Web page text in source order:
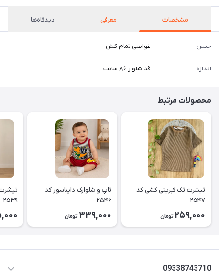
مشخصات معرفی دیدگاه‌ها
جنس غواصی تمام کش
اندازه قد شلوار ۸۶ سانت
محصولات مرتبط
تیشرت تک کبریتی کشی کد
۲۵۴۷
259,000 تومان
تاپ و شلوارک دایناسور کد
۲۵۴۶
339,000 تومان
۲۵۳۹
09338743710